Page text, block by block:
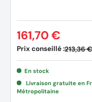
Prix conseillé :213,36 €
161,70 €
En stock
Livraison gratuite en
Métropolitaine